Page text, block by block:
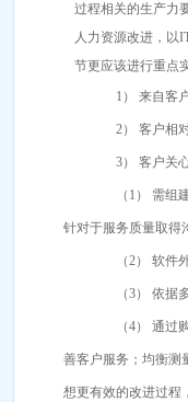
过程相关的生产力
人力资源改进，以
节更应该进行重点
1） 来自客户
2） 客户相对
3） 客户关心
（1） 需组建
针对于服务质量取得
（2） 软件外
（3） 依据多
（4） 通过购
善客户服务；均衡测
想更有效的改进过程